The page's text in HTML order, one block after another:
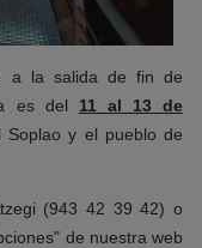
a la salida de fin de
es del 11 al 13 de
Soplao y el pueblo de
(943 42 39 42) o
de nuestra web